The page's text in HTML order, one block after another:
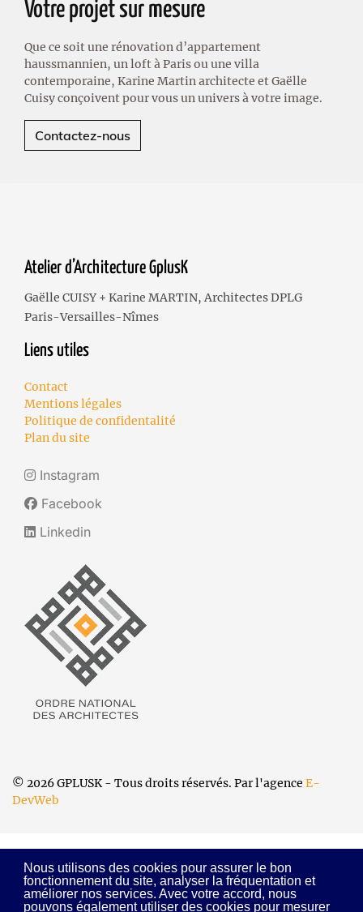
Nous utilisons des cookies pour assurer le bon
fonctionnement du site, analyser la fréquentation et
améliorer nos services. Avec votre accord, nous
pouvons également utiliser des cookies pour mesurer
Votre projet sur mesure
Que ce soit une rénovation d’appartement
haussmannien, un loft à Paris ou une villa
contemporaine, Karine Martin architecte et Gaëlle
Cuisy conçoivent pour vous un univers à votre image.
Contactez-nous
Atelier d’Architecture GplusK
Gaëlle CUISY + Karine MARTIN, Architectes DPLG
Paris-Versailles-Nîmes
Liens utiles
Contact
Mentions légales
Politique de confidentalité
Plan du site
Instagram
Facebook
Linkedin
© 2026 GPLUSK - Tous droits réservés. Par l'agence E-
DevWeb